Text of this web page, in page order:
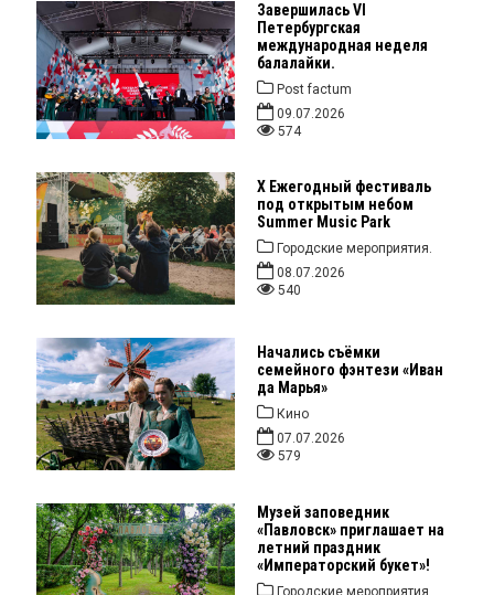
Завершилась VI
Петербургская
международная неделя
балалайки.
Post factum
09.07.2026
574
X Ежегодный фестиваль
под открытым небом
Summer Music Park
Городские мероприятия.
08.07.2026
540
Начались съёмки
семейного фэнтези «Иван
да Марья»
Кино
07.07.2026
579
Музей заповедник
«Павловск» приглашает на
летний праздник
«Императорский букет»!
Городские мероприятия.